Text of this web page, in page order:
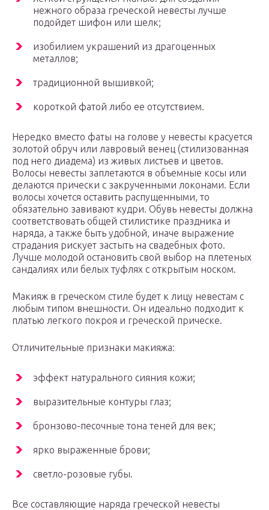
нежного образа греческой невесты лучше
подойдет шифон или шелк;
изобилием украшений из драгоценных
металлов;
традиционной вышивкой;
короткой фатой либо ее отсутствием.
Нередко вместо фаты на голове у невесты красуется
золотой обруч или лавровый венец (стилизованная
под него диадема) из живых листьев и цветов.
Волосы невесты заплетаются в объемные косы или
делаются прически с закрученными локонами. Если
волосы хочется оставить распущенными, то
обязательно завивают кудри. Обувь невесты должна
соответствовать общей стилистике праздника и
наряда, а также быть удобной, иначе выражение
страдания рискует застыть на свадебных фото.
Лучше молодой остановить свой выбор на плетеных
сандалиях или белых туфлях с открытым носком.
Макияж в греческом стиле будет к лицу невестам с
любым типом внешности. Он идеально подходит к
платью легкого покроя и греческой прическе.
Отличительные признаки макияжа:
эффект натурального сияния кожи;
выразительные контуры глаз;
бронзово-песочные тона теней для век;
ярко выраженные брови;
светло-розовые губы.
Все составляющие наряда греческой невесты